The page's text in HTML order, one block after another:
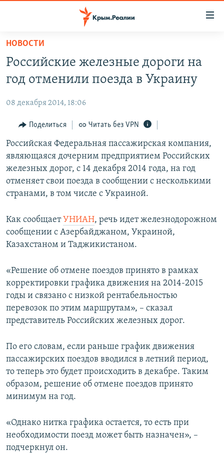
Вернуться
основному
содержанию
навигации
Вернутся
поиску
КАРТА ВОЕННЫХ ОБЪЕКТОВ КРЫМА
11 ЛЕТ ОККУПАЦИИ КРЫМА. 11 ИСТОРИЙ СОПРОТИВЛЕНИЯ
ИСТОРИЯ
ЕЩЕ
ИНТЕРАКТИВ
ИНФОГРАФИКА
ТЕЛЕПРОЕКТ КРЫМ.РЕАЛИИ
СОВЕТЫ ПРАВОЗАЩИТНИКОВ
ПРОПАВШИЕ БЕЗ ВЕСТИ
ПОБЕДИТЕЛЕЙ НЕ СУДЯТ?
ELIFBE
УКРАИНСКАЯ ПРОБЛЕМА КРЫМА
РАДІО СВОБОДА
КАК ОБОЙТИ БЛОКИРОВКУ
ПРИСОЕДИНЯЙТЕСЬ!
Все сайты RFE/RL
НОВОСТИ
Российские железные дороги на
год отменили поезда в Украину
08 декабря 2014, 18:06
Поделиться Читать без VPN
Российская Федеральная пассажирская компания,
являющаяся дочерним предприятием Российских
железных дорог, с 14 декабря 2014 года, на год
отменяет свои поезда в сообщении с несколькими
странами, в том числе с Украиной.
Как сообщаетУНИАН, речь идет железнодорожном
сообщении с Азербайджаном, Украиной,
Казахстаном и Таджикистаном.
«Решение об отмене поездов принято в рамках
корректировки графика движения на 2014-2015
годы и связано с низкой рентабельностью
перевозок по этим маршрутам», – сказал
представитель Российских железных дорог.
По его словам, если раньше график движения
пассажирских поездов вводился в летний период,
то теперь это будет происходить в декабре. Таким
образом, решение об отмене поездов принято
минимум на год.
«Однако нитка графика остается, то есть при
необходимости поезд может быть назначен», –
подчеркнул он.